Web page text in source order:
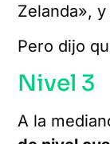
Zelanda»,
Pero dijo
Nivel 3
A la